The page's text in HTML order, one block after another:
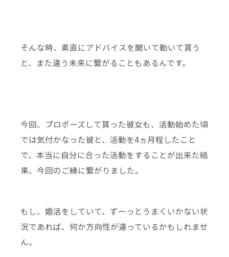
そんな時、素直にアドバイスを聞いて動いて貰う
と、また違う未来に繋がることもあるんです。
今回、プロポーズして貰った彼女も、活動始めた頃
では気付かなった彼と、活動を4ヵ月程したこと
で、本当に自分に合った活動をすることが出来た結
果、今回のご縁に繋がりました。
もし、婚活をしていて、ずーっとうまくいかない状
況であれば、何か方向性が違っているかもしれませ
ん。